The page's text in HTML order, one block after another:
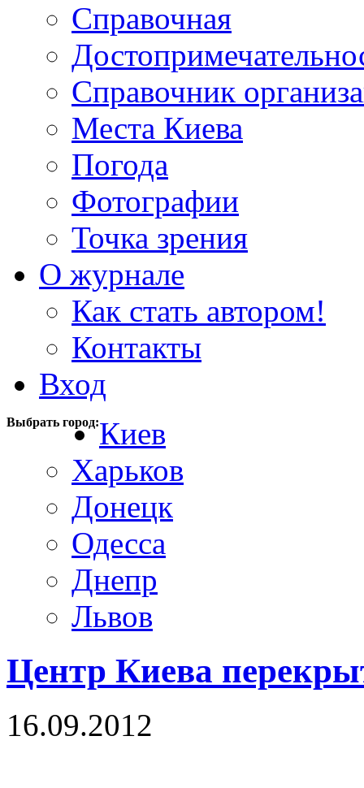
Справочная
Справочник
Места Киева
Погода
Фотографии
Точка зрения
О журнале
Как стать автором!
Контакты
Вход
Выбрать город:Киев
Харьков
Донецк
Одесса
Днепр
Львов
Центр Киева
16.09.2012